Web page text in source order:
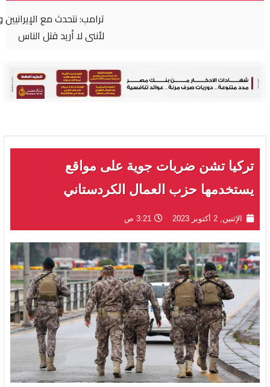
ترامب: نتحدث مع الإيرانيين وأفضّل التوصل إلى اتفاق
تركيا تشن ضربات جوية على مواقع
يستخدمها حزب العمال الكردستاني
الإثنين, 2 أكتوبر 2023 3:21 ص